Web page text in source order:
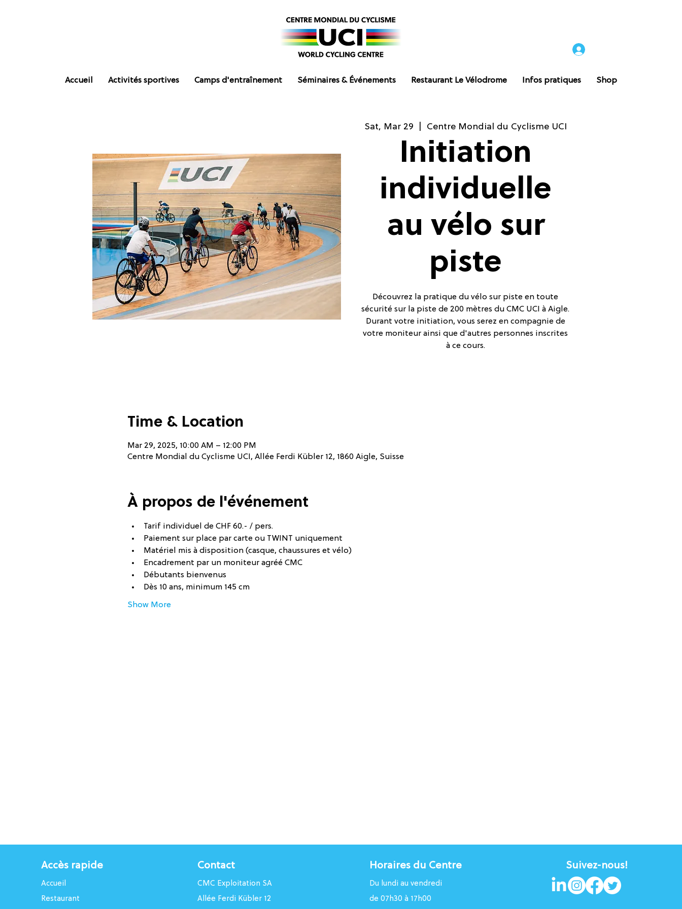
Accueil Activités sportives Camps d'entraînement Séminaires & Événements Restaurant Le Vélodrome Infos pratiques Shop
Sat, Mar 29 Centre Mondial du Cyclisme UCI
Initiation
individuelle
au vélo sur
piste
Découvrez la pratique du vélo sur piste en toute
sécurité sur la piste de 200 mètres du CMC UCI à Aigle.
Durant votre initiation, vous serez en compagnie de
votre moniteur ainsi que d'autres personnes inscrites
à ce cours.
Time & Location
Mar 29, 2025, 10:00 AM – 12:00 PM
Centre Mondial du Cyclisme UCI, Allée Ferdi Kübler 12, 1860 Aigle, Suisse
À propos de l'événement
Tarif individuel de CHF 60.- / pers.
Paiement sur place par carte ou TWINT uniquement
Matériel mis à disposition (casque, chaussures et vélo)
Encadrement par un moniteur agréé CMC
Débutants bienvenus
Dès 10 ans, minimum 145 cm
Show More
Accès rapide
Accueil
Restaurant
Contact
CMC Exploitation SA
Allée Ferdi Kübler 12
Horaires du Centre
Du lundi au vendredi
de 07h30 à 17h00
Suivez-nous!